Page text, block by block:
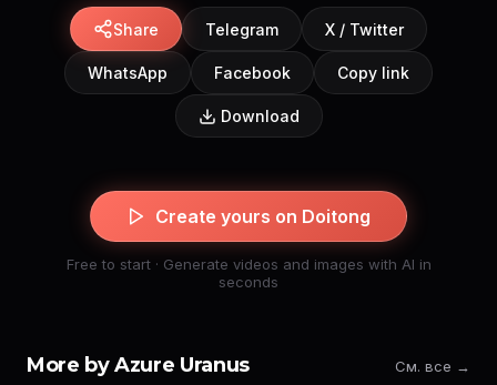
Share Telegram X / Twitter
WhatsApp Facebook Copy link
Download
Create yours on Doitong
Free to start · Generate videos and images with AI in
seconds
More by Azure Uranus См. все →